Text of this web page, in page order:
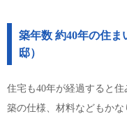
築年数 約40年の住
邸）
住宅も40年が経過すると
築の仕様、材料などもか